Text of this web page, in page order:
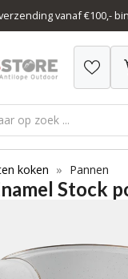
vanaf €100,-
koken » Pannen
Stock